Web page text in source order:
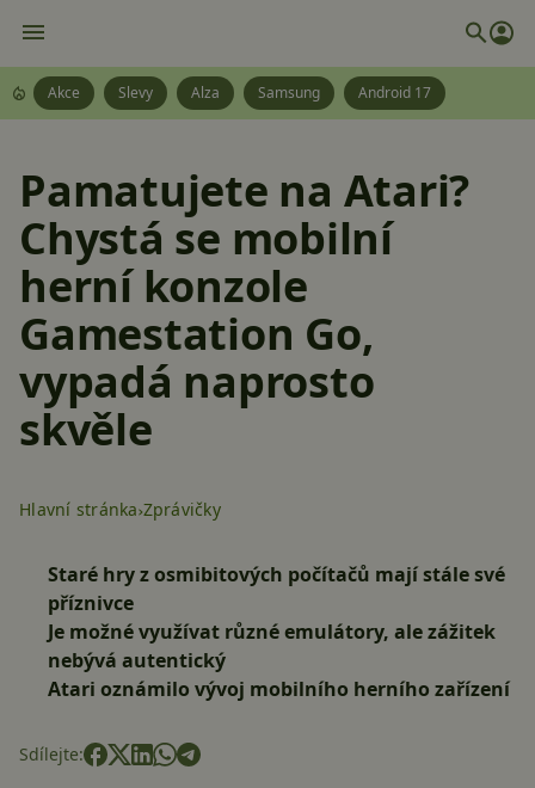
Akce Slevy Alza Samsung Android 17
Pamatujete na Atari?
Chystá se mobilní
herní konzole
Gamestation Go,
vypadá naprosto
skvěle
Hlavní stránka Zprávičky
Staré hry z osmibitových počítačů mají stále své
příznivce
Je možné využívat různé emulátory, ale zážitek
nebývá autentický
Atari oznámilo vývoj mobilního herního zařízení
Sdílejte: